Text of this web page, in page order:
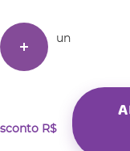
un
R$